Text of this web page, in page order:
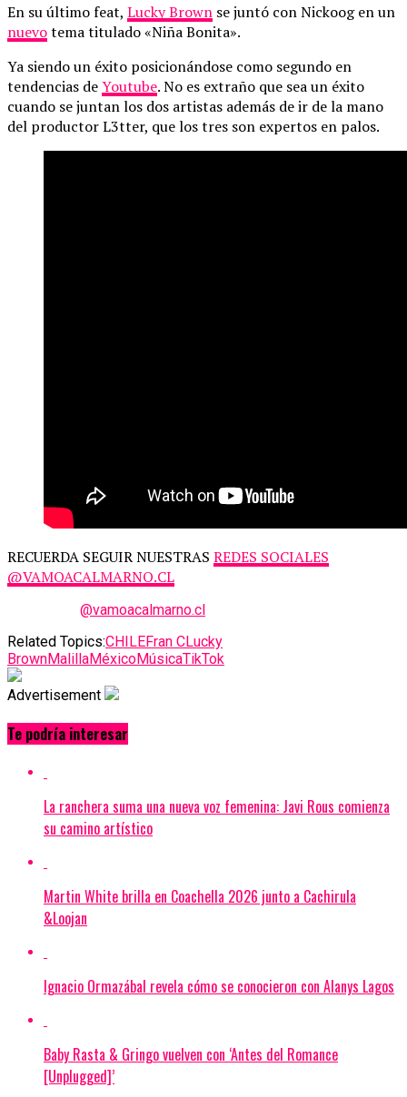
En su último feat, Lucky Brown se juntó con Nickoog en un
nuevotema titulado «Niña Bonita».
Ya siendo un éxito posicionándose como segundo en
tendencias deYoutube. No es extraño que sea un éxito
cuando se juntan los dos artistas además de ir de la mano
del productor L3tter, que los tres son expertos en palos.
RECUERDA SEGUIR NUESTRAS REDES SOCIALES
@VAMOACALMARNO.CL
@vamoacalmarno.cl
Related Topics:CHILEFran CLucky
BrownMalillaMéxicoMúsicaTikTok
Advertisement
Te podría interesar
La ranchera suma una nueva voz femenina: Javi Rous comienza
su camino artístico
Martin White brilla en Coachella 2026 junto a Cachirula
&Loojan
Ignacio Ormazábal revela cómo se conocieron con Alanys Lagos
Baby Rasta & Gringo vuelven con ‘Antes del Romance
[Unplugged]’